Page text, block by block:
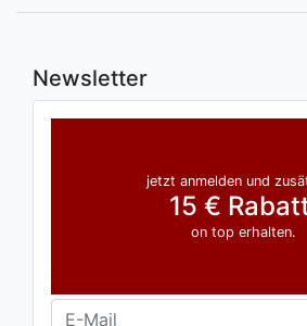
Newsletter
jetzt anmelden und
15 €
on top erhalten.